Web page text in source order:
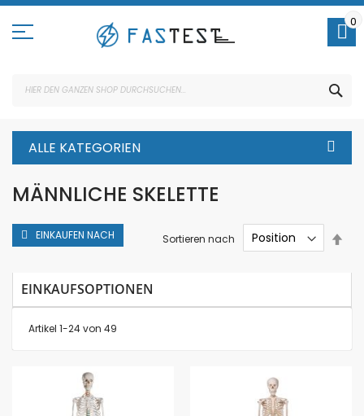
Direkt
Inhalt
0
ALLE KATEGORIEN
MÄNNLICHE SKELETTE
Artikel 1-24von 49
Sortieren nach
EINKAUFEN NACH
EINKAUFSOPTIONEN